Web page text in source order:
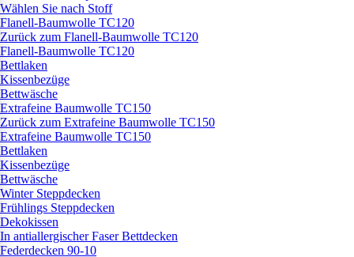
Wählen Sie nach Stoff
Flanell-Baumwolle TC120
Zurück zum Flanell-Baumwolle TC120
Flanell-Baumwolle TC120
Bettlaken
Kissenbezüge
Bettwäsche
Extrafeine Baumwolle TC150
Zurück zum Extrafeine Baumwolle TC150
Extrafeine Baumwolle TC150
Bettlaken
Kissenbezüge
Bettwäsche
Winter Steppdecken
Frühlings Steppdecken
Dekokissen
In antiallergischer Faser Bettdecken
Federdecken 90-10